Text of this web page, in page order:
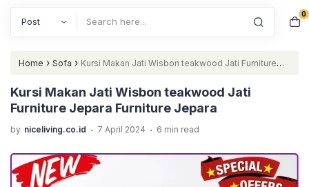
0
Home › Sofa › Kursi Makan Jati Wisbon teakwood Jati Furniture
Jepara Furniture Jepara
Kursi Makan Jati Wisbon teakwood Jati
Furniture Jepara Furniture Jepara
by niceliving.co.id . 7 April 2024 . 6 min read